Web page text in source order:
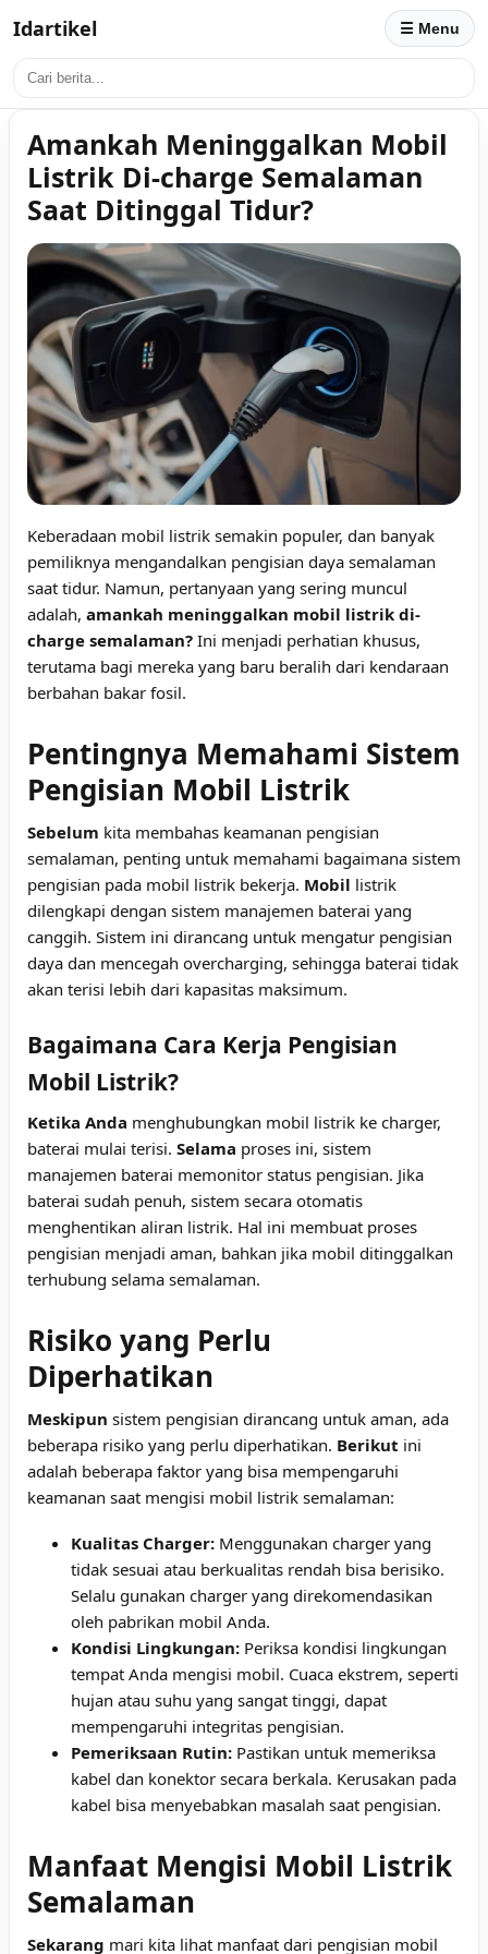
Idartikel ☰ Menu
Amankah Meninggalkan Mobil
Listrik Di-charge Semalaman
Saat Ditinggal Tidur?
Keberadaan mobil listrik semakin populer, dan banyak
pemiliknya mengandalkan pengisian daya semalaman
saat tidur. Namun, pertanyaan yang sering muncul
adalah, amankah meninggalkan mobil listrik di-
charge semalaman? Ini menjadi perhatian khusus,
terutama bagi mereka yang baru beralih dari kendaraan
berbahan bakar fosil.
Pentingnya Memahami Sistem
Pengisian Mobil Listrik
Sebelum kita membahas keamanan pengisian
semalaman, penting untuk memahami bagaimana sistem
pengisian pada mobil listrik bekerja. Mobil listrik
dilengkapi dengan sistem manajemen baterai yang
canggih. Sistem ini dirancang untuk mengatur pengisian
daya dan mencegah overcharging, sehingga baterai tidak
akan terisi lebih dari kapasitas maksimum.
Bagaimana Cara Kerja Pengisian
Mobil Listrik?
Ketika Anda menghubungkan mobil listrik ke charger,
baterai mulai terisi. Selama proses ini, sistem
manajemen baterai memonitor status pengisian. Jika
baterai sudah penuh, sistem secara otomatis
menghentikan aliran listrik. Hal ini membuat proses
pengisian menjadi aman, bahkan jika mobil ditinggalkan
terhubung selama semalaman.
Risiko yang Perlu
Diperhatikan
Meskipun sistem pengisian dirancang untuk aman, ada
beberapa risiko yang perlu diperhatikan. Berikut ini
adalah beberapa faktor yang bisa mempengaruhi
keamanan saat mengisi mobil listrik semalaman:
Kualitas Charger: Menggunakan charger yang
tidak sesuai atau berkualitas rendah bisa berisiko.
Selalu gunakan charger yang direkomendasikan
oleh pabrikan mobil Anda.
Kondisi Lingkungan: Periksa kondisi lingkungan
tempat Anda mengisi mobil. Cuaca ekstrem, seperti
hujan atau suhu yang sangat tinggi, dapat
mempengaruhi integritas pengisian.
Pemeriksaan Rutin: Pastikan untuk memeriksa
kabel dan konektor secara berkala. Kerusakan pada
kabel bisa menyebabkan masalah saat pengisian.
Manfaat Mengisi Mobil Listrik
Semalaman
Sekarang mari kita lihat manfaat dari pengisian mobil